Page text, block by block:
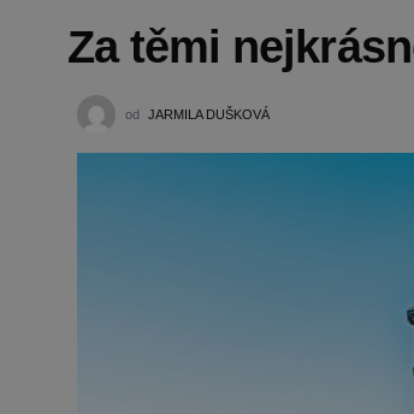
Za těmi
od JARMILA DUŠKOVÁ